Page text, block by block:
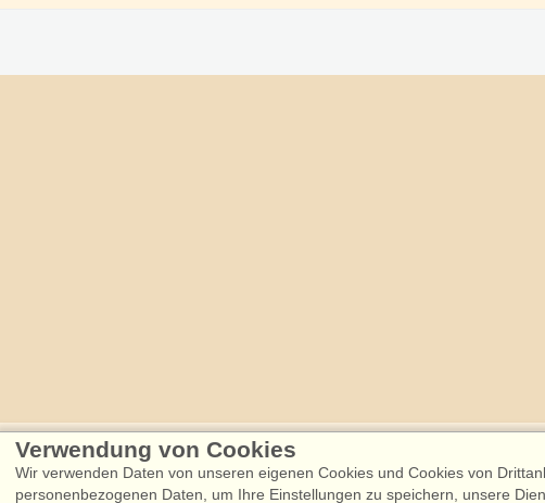
Følg os på: Facebook Instagram
Verwendung von Cookies
Wir verwenden Daten von unseren eigenen Cookies und Cookies von
personenbezogenen Daten, um Ihre Einstellungen zu speichern, unsere